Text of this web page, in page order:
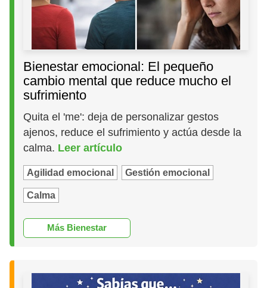
Bienestar emocional: El pequeño
cambio mental que reduce mucho el
sufrimiento
Quita el 'me': deja de personalizar gestos
ajenos, reduce el sufrimiento y actúa desde la
calma. Leer artículo
Agilidad emocional Gestión emocional
Calma
Más Bienestar